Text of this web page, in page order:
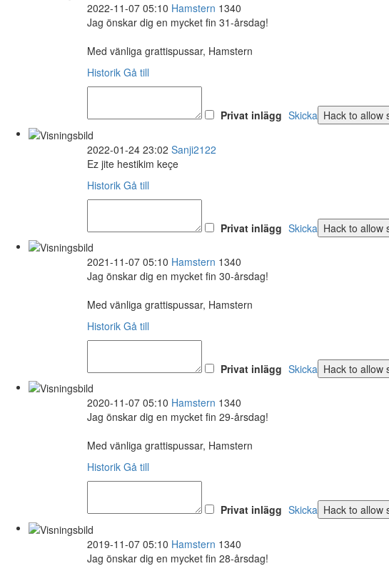
2022-11-07 05:10 Hamstern 1340
Jag önskar dig en mycket fin 31-årsdag!
Med vänliga grattispussar, Hamstern
Historik Gå till
Privat inlägg Skicka
2022-01-24 23:02 Sanji2122
Ez jite hestikim keçe
Historik Gå till
Privat inlägg Skicka
2021-11-07 05:10 Hamstern 1340
Jag önskar dig en mycket fin 30-årsdag!
Med vänliga grattispussar, Hamstern
Historik Gå till
Privat inlägg Skicka
2020-11-07 05:10 Hamstern 1340
Jag önskar dig en mycket fin 29-årsdag!
Med vänliga grattispussar, Hamstern
Historik Gå till
Privat inlägg Skicka
2019-11-07 05:10 Hamstern 1340
Jag önskar dig en mycket fin 28-årsdag!